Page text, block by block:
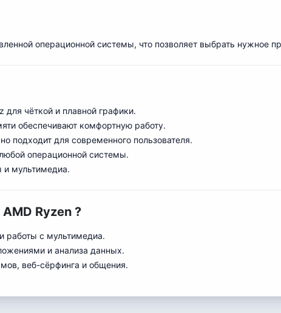
операционной системы, что позволяет выбрать нужное
для чёткой и плавной графики.
обеспечивают комфортную работу.
подходит для современного пользователя.
операционной системы.
и мультимедиа.
Ryzen ?
работы с мультимедиа.
и анализа данных.
веб-сёрфинга и общения.